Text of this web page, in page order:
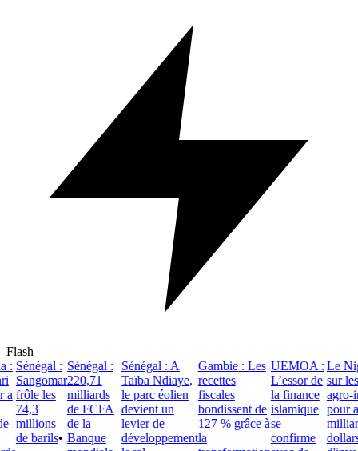
Flash
Sénégal :
Sangomar
frôle les
74,3
millions
de barils•
Sénégal :
220,71
milliards
de FCFA
de la
Banque
Sénégal : A
Taïba Ndiaye,
le parc éolien
devient un
levier de
développement
Gambie : Les
recettes
fiscales
bondissent de
127 % grâce à
la
UEMOA :
L’essor de
la finance
islamique
se
confirme
Le
sur les
agro-
pour
dollars